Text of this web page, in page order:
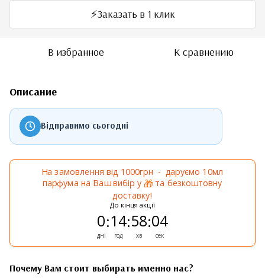
⚡️Заказать в 1 клик
В избранное К сравнению
Описание
Відправимо сьогодні
На замовлення від 1000грн - даруємо 10мл
парфума на Ваш вибір у 🎁 та безкоштовну
доставку!
До кінця акції
0
дні
:14
год
:58
хв
:04
сек
Почему Вам стоит выбирать именно нас?